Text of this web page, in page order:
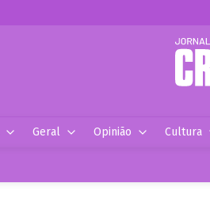
Geral Opinião Cultura